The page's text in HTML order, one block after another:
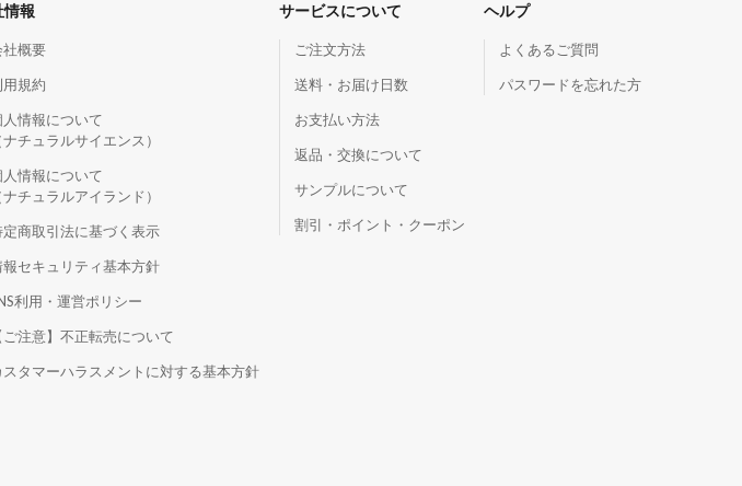
情報
社概要
用規約
人情報について
ナチュラルサイエンス）
人情報について
ナチュラルアイランド）
定商取引法に基づく表示
報セキュリティ基本方針
利用・運営ポリシー
ご注意】不正転売について
スタマーハラスメントに対する基本方針
サービスについて
ご注文方法
送料・お届け日数
お支払い方法
返品・交換について
サンプルについて
割引・ポイント・クーポン
ヘルプ
よくあるご質問
パスワードを忘れた方